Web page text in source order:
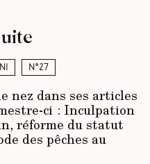
N°27
nez dans ses articles
ci : Inculpation
réforme du statut
des pêches au